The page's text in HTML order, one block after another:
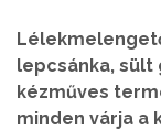
lepcsánka, sült
kézműves
minden várja a